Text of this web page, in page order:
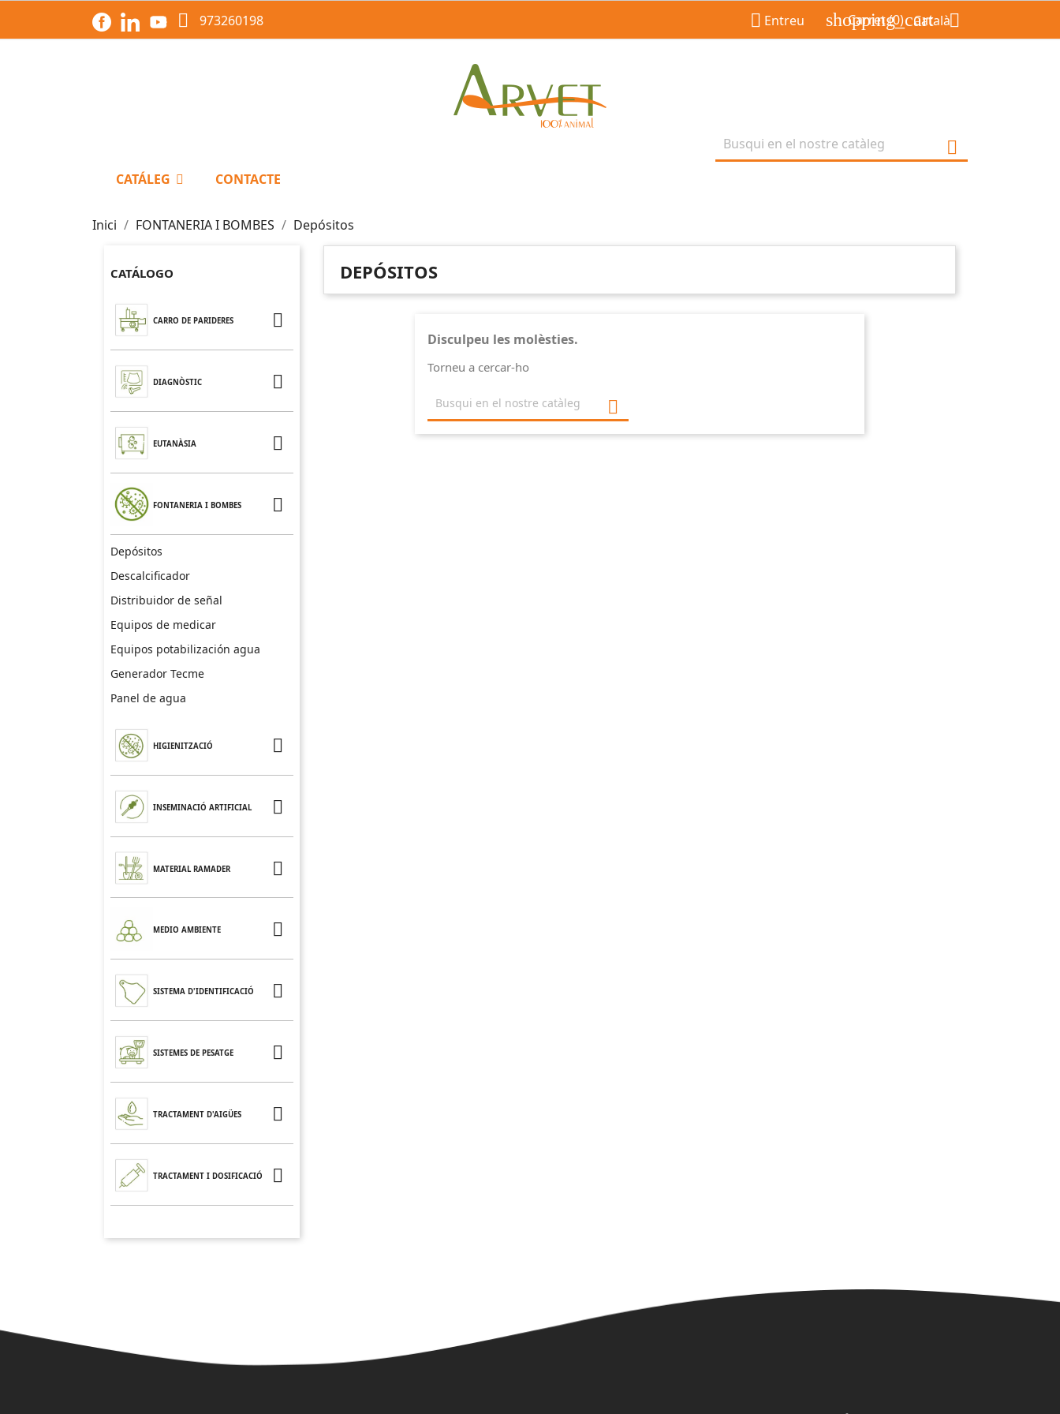
 973260198  Entreu shopping_cart
Carret(0) Català

CATÁLEG CONTACTE
Inici FONTANERIA I BOMBES Depósitos
CATÁLOGO
CARRO DE PARIDERES 
DIAGNÒSTIC 
EUTANÀSIA 
FONTANERIA I BOMBES 
Depósitos
Descalcificador
Distribuidor de señal
Equipos de medicar
Equipos potabilización agua
Generador Tecme
Panel de agua
HIGIENITZACIÓ 
INSEMINACIÓ ARTIFICIAL 
MATERIAL RAMADER 
MEDIO AMBIENTE 
SISTEMA D'IDENTIFICACIÓ 
SISTEMES DE PESATGE 
TRACTAMENT D'AIGÜES 
TRACTAMENT I DOSIFICACIÓ 
DEPÓSITOS
Disculpeu les molèsties.
Torneu a cercar-ho
